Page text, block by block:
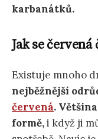
karbanátků.
Jak se
Existuje mnoho
nejběžnější
červená.
formě,i když ji